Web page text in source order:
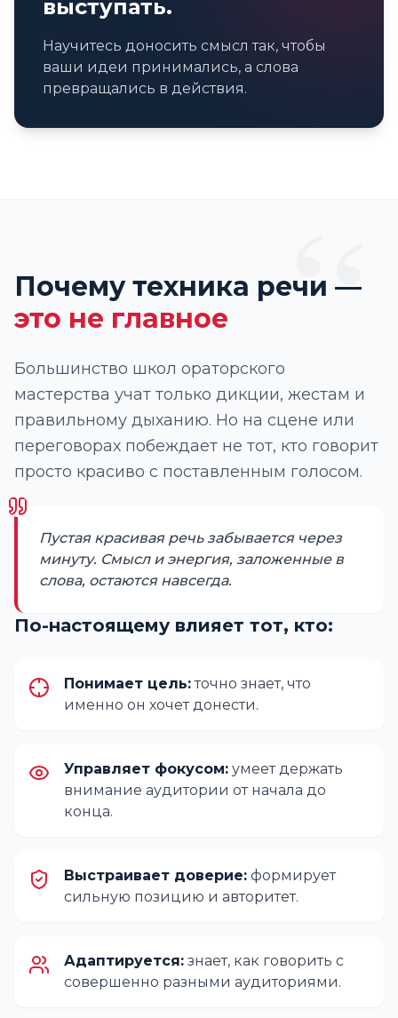
выступать.
Научитесь доносить смысл так, чтобы
ваши идеи принимались, а слова
превращались в действия.
“
Почему техника речи —
это не главное
Большинство школ ораторского
мастерства учат только дикции, жестам и
правильному дыханию. Но на сцене или
переговорах побеждает не тот, кто говорит
просто красиво с поставленным голосом.
Пустая красивая речь забывается через
минуту. Смысл и энергия, заложенные в
слова, остаются навсегда.
По-настоящему влияет тот, кто:
Понимает цель:точно знает, что
именно он хочет донести.
Управляет фокусом: умеет держать
внимание аудитории от начала до
конца.
Выстраивает доверие: формирует
сильную позицию и авторитет.
Адаптируется: знает, как говорить с
совершенно разными аудиториями.